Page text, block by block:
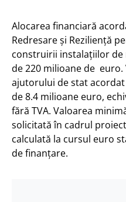
Alocarea financiară
Redresare și Reziliență
construirii instalațiilor de
de 220 milioane de euro.
ajutorului de stat
de 8.4 milioane euro,
fără TVA. Valoarea
solicitată în cadrul
calculată la cursul euro
de finanțare.